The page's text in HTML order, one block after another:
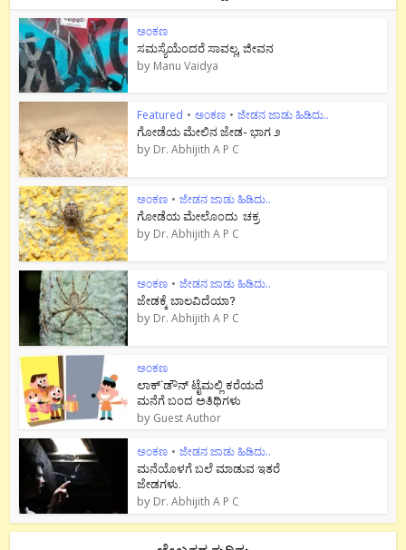
ಅಂಕಣ
ಸಮಸ್ಯೆಯೆಂದರೆ ಸಾವಲ್ಲ, ಜೀವನ
by Manu Vaidya
Featured • ಅಂಕಣ • ಜೇಡನ ಜಾಡು ಹಿಡಿದು..
ಗೋಡೆಯ ಮೇಲಿನ ಜೇಡ- ಭಾಗ ೨
by Dr. Abhijith A P C
ಅಂಕಣ • ಜೇಡನ ಜಾಡು ಹಿಡಿದು..
ಗೋಡೆಯ ಮೇಲೊಂದು ಚಕ್ರ
by Dr. Abhijith A P C
ಅಂಕಣ • ಜೇಡನ ಜಾಡು ಹಿಡಿದು..
ಜೇಡಕ್ಕೆ ಬಾಲವಿದೆಯಾ?
by Dr. Abhijith A P C
ಅಂಕಣ
ಲಾಕ್`ಡೌನ್ ಟೈಮಲ್ಲಿ ಕರೆಯದೆ
ಮನೆಗೆ ಬಂದ ಅತಿಥಿಗಳು
by Guest Author
ಅಂಕಣ • ಜೇಡನ ಜಾಡು ಹಿಡಿದು..
ಮನೆಯೊಳಗೆ ಬಲೆ ಮಾಡುವ ಇತರೆ
ಜೇಡಗಳು.
by Dr. Abhijith A P C